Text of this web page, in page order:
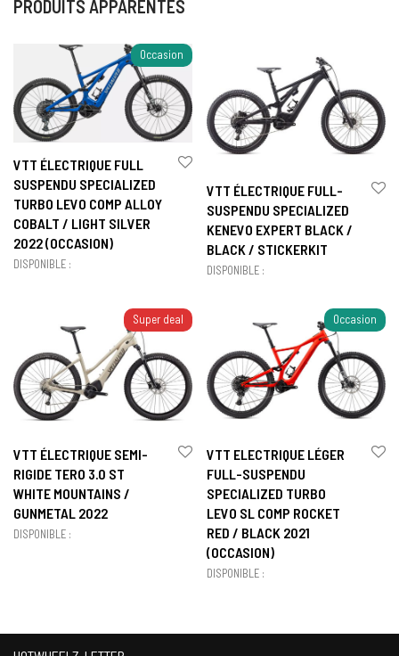
PRODUITS APPARENTÉS
Occasion
VTT ÉLECTRIQUE FULL
SUSPENDU SPECIALIZED
TURBO LEVO COMP ALLOY
COBALT / LIGHT SILVER
2022 (OCCASION)
DISPONIBLE :
VTT ÉLECTRIQUE FULL-
SUSPENDU SPECIALIZED
KENEVO EXPERT BLACK /
BLACK / STICKERKIT
DISPONIBLE :
Super deal
VTT ÉLECTRIQUE SEMI-
RIGIDE TERO 3.0 ST
WHITE MOUNTAINS /
GUNMETAL 2022
DISPONIBLE :
Occasion
VTT ELECTRIQUE LÉGER
FULL-SUSPENDU
SPECIALIZED TURBO
LEVO SL COMP ROCKET
RED / BLACK 2021
(OCCASION)
DISPONIBLE :